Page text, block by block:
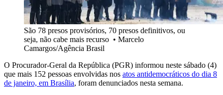
São 78 presos provisórios, 70 presos definitivos, ou
seja, não cabe mais recurso • Marcelo
Camargos/Agência Brasil
O Procurador-Geral da República (PGR) informou neste sábado (4)
que mais 152 pessoas envolvidas nos atos antidemocráticos do dia 8
de janeiro, em Brasília, foram denunciados nesta semana.